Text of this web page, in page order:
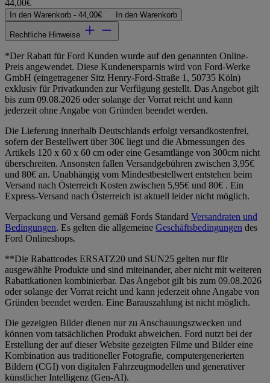
44,00€
In den Warenkorb - 44,00€ In den Warenkorb
Rechtliche Hinweise
*Der Rabatt für Ford Kunden wurde auf den genannten Online-
Preis angewendet. Diese Kundenersparnis wird von Ford-Werke
GmbH (eingetragener Sitz Henry-Ford-Straße 1, 50735 Köln)
exklusiv für Privatkunden zur Verfügung gestellt. Das Angebot gilt
bis zum 09.08.2026 oder solange der Vorrat reicht und kann
jederzeit ohne Angabe von Gründen beendet werden.
Die Lieferung innerhalb Deutschlands erfolgt versandkostenfrei,
sofern der Bestellwert über 30€ liegt und die Abmessungen des
Artikels 120 x 60 x 60 cm oder eine Gesamtlänge von 300cm nicht
überschreiten. Ansonsten fallen Versandgebühren zwischen 3,95€
und 80€ an. Unabhängig vom Mindestbestellwert entstehen beim
Versand nach Österreich Kosten zwischen 5,95€ und 80€ . Ein
Express-Versand nach Österreich ist aktuell leider nicht möglich.
Verpackung und Versand gemäß Fords Standard Versandraten und
Bedingungen. Es gelten die allgemeine Geschäftsbedingungen des
Ford Onlineshops.
**Die Rabattcodes ERSATZ20 und SUN25 gelten nur für
ausgewählte Produkte und sind miteinander, aber nicht mit weiteren
Rabattkationen kombinierbar. Das Angebot gilt bis zum 09.08.2026
oder solange der Vorrat reicht und kann jederzeit ohne Angabe von
Gründen beendet werden. Eine Barauszahlung ist nicht möglich.
Die gezeigten Bilder dienen nur zu Anschauungszwecken und
können vom tatsächlichen Produkt abweichen. Ford nutzt bei der
Erstellung der auf dieser Website gezeigten Filme und Bilder eine
Kombination aus traditioneller Fotografie, computergenerierten
Bildern (CGI) von digitalen Fahrzeugmodellen und generativer
künstlicher Intelligenz (Gen-AI).